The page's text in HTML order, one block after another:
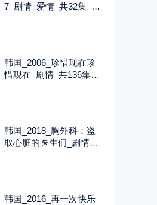
7_剧情_爱情_共32集_国
韩国_2006_珍惜现在珍
惜现在_剧情_共136集_
韩国_2018_胸外科：盗
取心脏的医生们_剧情_
韩国_2016_再一次快乐